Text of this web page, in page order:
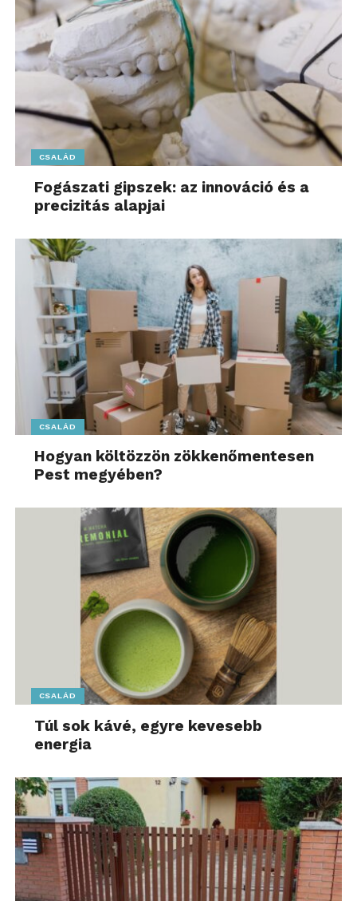
CSALÁD
Fogászati gipszek: az innováció és a
precizitás alapjai
CSALÁD
Hogyan költözzön zökkenőmentesen
Pest megyében?
CSALÁD
Túl sok kávé, egyre kevesebb
energia